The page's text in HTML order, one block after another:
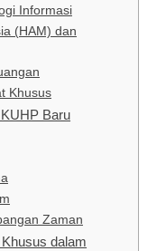
Informasi
(HAM) dan
Khusus
Baru
Zaman
dalam